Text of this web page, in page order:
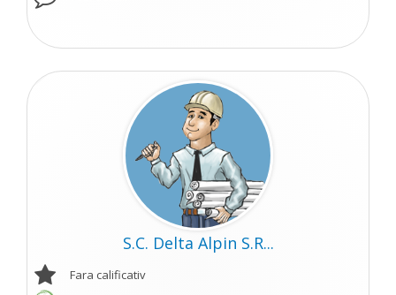
S.C. Delta Alpin S.R...
Fara calificativ